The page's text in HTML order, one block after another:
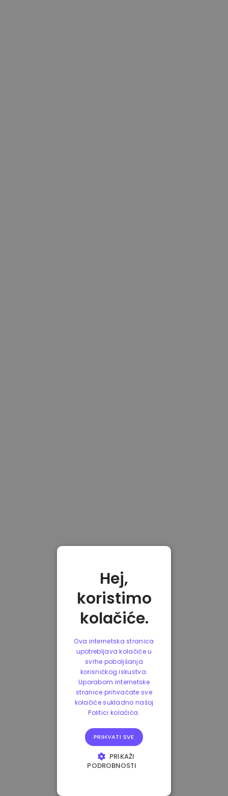
Hej,
koristimo
kolačiće.
Ova internetska stranica
upotrebljava kolačiće u
svrhe poboljšanja
korisničkog iskustva.
Uporabom internetske
stranice prihvaćate sve
kolačiće sukladno našoj
Politici kolačića.
PRIHVATI SVE
PRIKAŽI
PODROBNOSTI